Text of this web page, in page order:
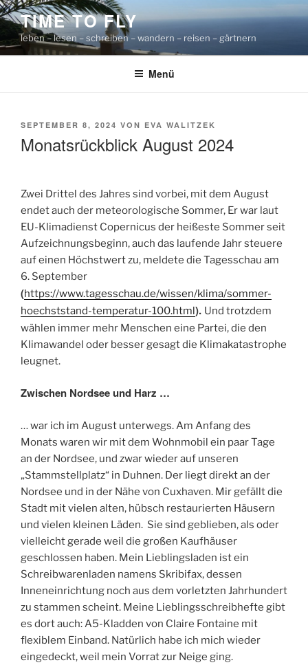
Zum
Inhalt
springen
TIME TO FLY
leben – lesen – schreiben – wandern – reisen – gärtnern
Menü
VERÖFFENTLICHT
SEPTEMBER 8, 2024 VON EVA WALITZEK
Monatsrückblick August 2024
Zwei Drittel des Jahres sind vorbei, mit dem August
endet auch der meteorologische Sommer, Er war laut
EU-Klimadienst Copernicus der heißeste Sommer seit
Aufzeichnungsbeginn, auch das laufende Jahr steuere
auf einen Höchstwert zu, meldete die Tagesschau am
6. September
(https://www.tagesschau.de/wissen/klima/sommer-
hoechststand-temperatur-100.html). Und trotzdem
wählen immer mehr Menschen eine Partei, die den
Klimawandel oder besser gesagt die Klimakatastrophe
leugnet.
Zwischen Nordsee und Harz …
… war ich im August unterwegs. Am Anfang des
Monats waren wir mit dem Wohnmobil ein paar Tage
an der Nordsee, und zwar wieder auf unseren
„Stammstellplatz“ in Duhnen. Der liegt direkt an der
Nordsee und in der Nähe von Cuxhaven. Mir gefällt die
Stadt mit vielen alten, hübsch restaurierten Häusern
und vielen kleinen Läden. Sie sind geblieben, als oder
vielleicht gerade weil die großen Kaufhäuser
geschlossen haben. Mein Lieblingsladen ist ein
Schreibwarenladen namens Skribifax, dessen
Inneneinrichtung noch aus dem vorletzten Jahrhundert
zu stammen scheint. Meine Lieblingsschreibhefte gibt
es dort auch: A5-Kladden von Claire Fontaine mit
flexiblem Einband. Natürlich habe ich mich wieder
eingedeckt, weil mein Vorrat zur Neige ging.